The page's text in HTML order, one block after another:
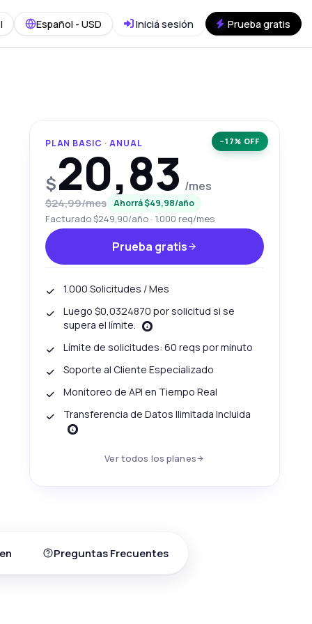
Español - USD Iniciá sesión Prueba gratis
−17% OFF
PLAN BASIC · ANUAL
$20,83 /mes
$24,99/mes Ahorrá $49,98/año
Facturado $249,90/año · 1.000 req/mes
Prueba gratis
1.000 Solicitudes / Mes
Luego $0,0324870 por solicitud si se
supera el límite.
Límite de solicitudes: 60 reqs por minuto
Soporte al Cliente Especializado
Monitoreo de API en Tiempo Real
Transferencia de Datos Ilimitada Incluida
Ver todos los planes
Preguntas Frecuentes